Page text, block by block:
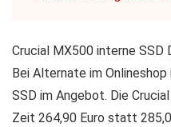
Crucial MX500 interne
Bei Alternate im
SSD im Angebot. Die
Zeit 264,90 Euro statt